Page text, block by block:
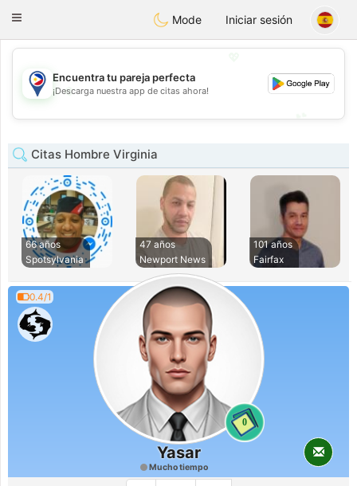
Philippines Chat
Toggle
Mode Iniciar sesión
💖
💕
Encuentra tu pareja perfecta
¡Descarga nuestra app de citas ahora!
Citas Hombre Virginia
66 años
Spotsylvania
47 años
Newport News
101 años
Fairfax
0.4/1
0
Yasar
Mucho tiempo